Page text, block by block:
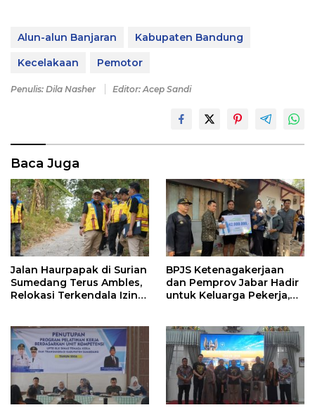
Alun-alun Banjaran
Kabupaten Bandung
Kecelakaan
Pemotor
Penulis: Dila Nasher Editor: Acep Sandi
Baca Juga
Jalan Haurpapak di Surian
Sumedang Terus Ambles,
Relokasi Terkendala Izin
BPJS Ketenagakerjaan
dan Pemprov Jabar Hadir
untuk Keluarga Pekerja,